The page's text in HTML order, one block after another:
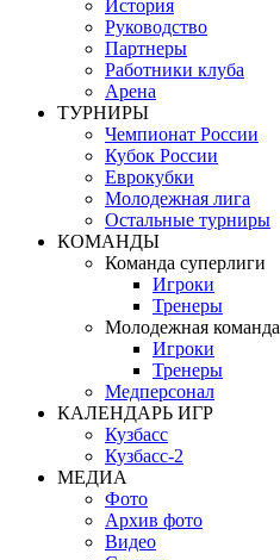
История
Руководство
Партнеры
Работники клуба
Арена
ТУРНИРЫ
Чемпионат России
Кубок России
Еврокубки
Молодежная лига
Остальные турниры
КОМАНДЫ
Команда суперлиги
Игроки
Тренеры
Молодежная команда
Игроки
Тренеры
Медперсонал
КАЛЕНДАРЬ ИГР
Кузбасс
Кузбасс-2
МЕДИА
Фото
Архив фото
Видео